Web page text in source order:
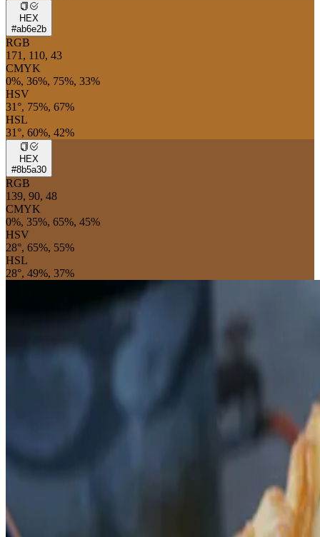
HEX
#ab6e2b
RGB
171, 110, 43
CMYK
0%, 36%, 75%, 33%
HSV
31°, 75%, 67%
HSL
31°, 60%, 42%
HEX
#8b5a30
RGB
139, 90, 48
CMYK
0%, 35%, 65%, 45%
HSV
28°, 65%, 55%
HSL
28°, 49%, 37%